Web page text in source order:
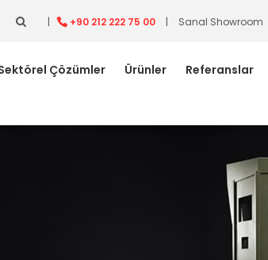
| +90 212 222 75 00 | Sanal Showroom
Çözümler Ürünler Referanslar